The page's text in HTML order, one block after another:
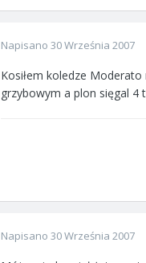
Napisano 30 Września 2007
Kosiłem koledze
grzybowym a plon sięgal 4
Napisano 30 Września 2007